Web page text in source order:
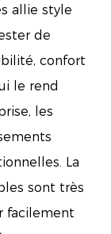
allie style
de
confort
le rend
les
La
sont très
facilement